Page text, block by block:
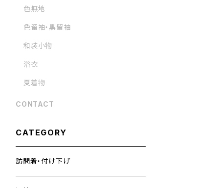
色無地
色留袖・黒留袖
和装小物
浴衣
夏着物
CONTACT
CATEGORY
訪問着・付け下げ